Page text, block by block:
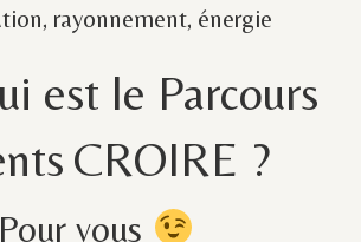
rayonnement, énergie
est le Parcours
CROIRE ?
Pour vous